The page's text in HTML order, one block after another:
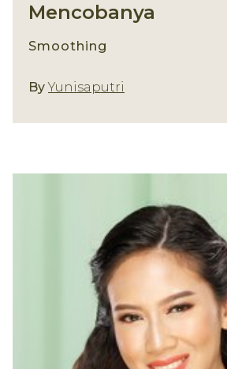
Mencobanya
Smoothing
By Yunisaputri